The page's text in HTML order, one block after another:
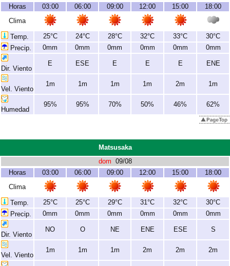
Horas
03:00 06:00 09:00 12:00 15:00
18:00
Clima
Temp. 25°C 24°C 28°C 32°C 33°C
30°C
Precip.
0mm 0mm 0mm 0mm 0mm 0mm
Dir. Viento
E ESE E E E ENE
Vel. Viento
1m 1m 1m 1m 2m 1m
Humedad
95% 95% 70% 50% 46% 62%
Matsusaka
dom 09/08
Horas
03:00 06:00 09:00 12:00 15:00
18:00
Clima
Temp. 25°C 25°C 29°C 31°C 32°C
30°C
Precip.
0mm 0mm 0mm 0mm 0mm 0mm
Dir. Viento
NO O NE ENE ESE S
Vel. Viento
1m 1m 1m 2m 2m 2m